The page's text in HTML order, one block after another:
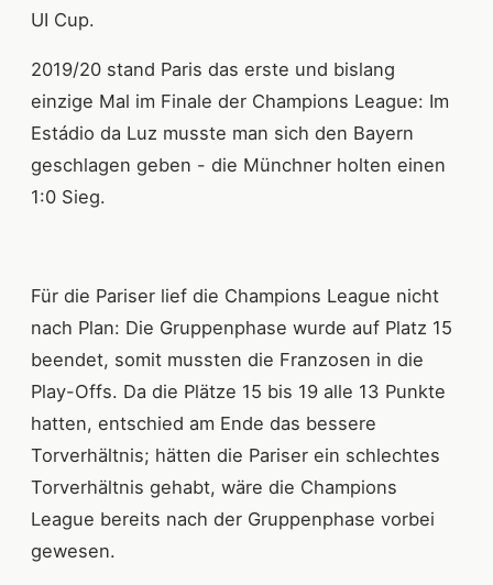
UI Cup.
2019/20 stand Paris das erste und bislang
einzige Mal im Finale der Champions League: Im
Estádio da Luz musste man sich den Bayern
geschlagen geben - die Münchner holten einen
1:0 Sieg.
Für die Pariser lief die Champions League nicht
nach Plan: Die Gruppenphase wurde auf Platz 15
beendet, somit mussten die Franzosen in die
Play-Offs. Da die Plätze 15 bis 19 alle 13 Punkte
hatten, entschied am Ende das bessere
Torverhältnis; hätten die Pariser ein schlechtes
Torverhältnis gehabt, wäre die Champions
League bereits nach der Gruppenphase vorbei
gewesen.